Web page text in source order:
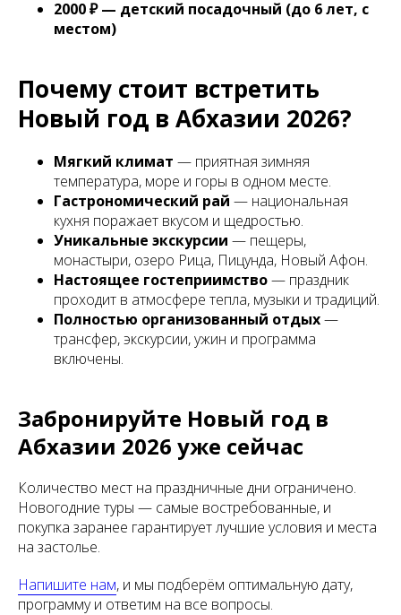
2000 ₽ — детский посадочный (до 6 лет, с
местом)
Почему стоит встретить
Новый год в Абхазии 2026?
Мягкий климат — приятная зимняя
температура, море и горы в одном месте.
Гастрономический рай — национальная
кухня поражает вкусом и щедростью.
Уникальные экскурсии — пещеры,
монастыри, озеро Рица, Пицунда, Новый Афон.
Настоящее гостеприимство— праздник
проходит в атмосфере тепла, музыки и традиций.
Полностью организованный отдых—
трансфер, экскурсии, ужин и программа
включены.
Забронируйте Новый год в
Абхазии 2026 уже сейчас
Количество мест на праздничные дни ограничено.
Новогодние туры — самые востребованные, и
покупка заранее гарантирует лучшие условия и места
на застолье.
Напишите нам, и мы подберём оптимальную дату,
программу и ответим на все вопросы.